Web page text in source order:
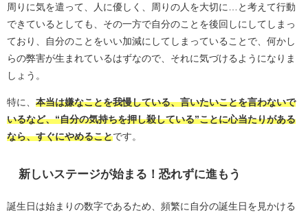
周りに気を遣って、人に優しく、周りの人を大切に…と考えて行動
できているとしても、その一方で自分のことを後回しにしてしまっ
ており、自分のことをいい加減にしてしまっていることで、何かし
らの弊害が生まれているはずなので、それに気づけるようになりま
しょう。
特に、 本当は嫌なことを我慢している、言いたいことを言わないで
いるなど、“自分の気持ちを押し殺している”ことに心当たりがある
なら、すぐにやめることです。
新しいステージが始まる！恐れずに進もう
誕生日は始まりの数字であるため、頻繁に自分の誕生日を見かける